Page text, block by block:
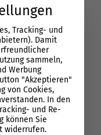
als
Tracking- und
Damit
sammeln,
Werbung
"Akzeptieren"
von Cookies,
In den
und Re-
können Sie
widerrufen.